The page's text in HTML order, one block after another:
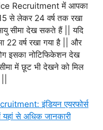
Recruitment में आपका
से लेकर 24 वर्ष तक रखा
सीमा देख सकते हैं || यदि
22 वर्ष रखा गया है || और
इसका नोटिफिकेशन देख
में छूट भी देखने को मिल
इंडियन एयरफोर्स
से अधिक जानकारी